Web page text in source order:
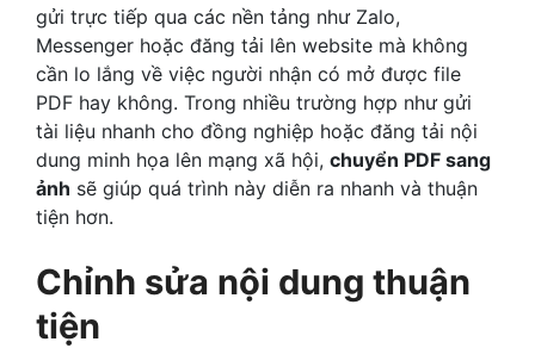
gửi trực tiếp qua các nền tảng như Zalo,
Messenger hoặc đăng tải lên website mà không
cần lo lắng về việc người nhận có mở được file
PDF hay không. Trong nhiều trường hợp như gửi
tài liệu nhanh cho đồng nghiệp hoặc đăng tải nội
dung minh họa lên mạng xã hội, chuyển PDF sang
ảnh sẽ giúp quá trình này diễn ra nhanh và thuận
tiện hơn.
Chỉnh sửa nội dung thuận
tiện